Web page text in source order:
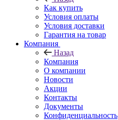
Как купить
Условия оплаты
Условия доставки
Гарантия на товар
Компания
Назад
Компания
О компании
Новости
Акции
Контакты
Документы
Конфиденциальность